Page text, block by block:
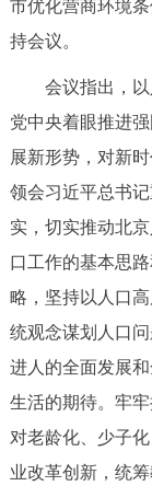
政务服务
中介服务
政民互动
参与调查
走进北京
市优化营商环境
持会议。
会议指出，以
党中央着眼推进
展新形势，对新
领会习近平总书
实，切实推动北
口工作的基本思
略，坚持以人口
统观念谋划人口
进人的全面发展
生活的期待。牢
对老龄化、少子
业改革创新，统